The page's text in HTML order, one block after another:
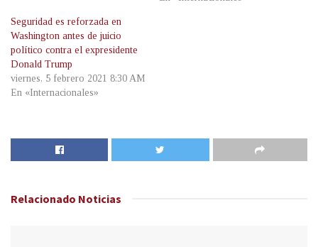
Seguridad es reforzada en
Washington antes de juicio
político contra el expresidente
Donald Trump
viernes, 5 febrero 2021 8:30 AM
En «Internacionales»
Relacionado Noticias